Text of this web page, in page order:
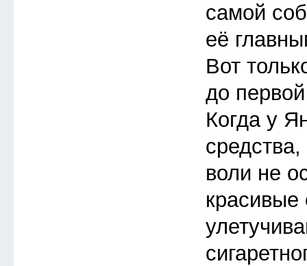
самой
её
Вот
до
Когда у
воли не